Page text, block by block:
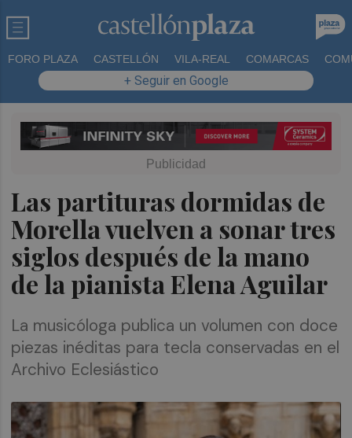
FORO PLAZA CASTELLÓN VILA-REAL COMARCAS
+ Seguir en Google
Las partituras dormidas de
Morella vuelven a sonar tres
siglos después de la mano
de la pianista Elena Aguilar
La musicóloga publica un volumen con doce
piezas inéditas para tecla conservadas en el
Archivo Eclesiástico